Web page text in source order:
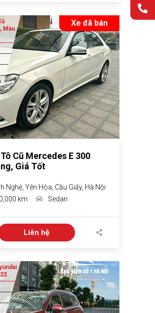
Xe đã bán
Màu
Cũ Mercedes E 300
Giá Tốt
Nghệ, Yên Hòa, Cầu Giấy, Hà Nội
km Sedan
Liên hệ